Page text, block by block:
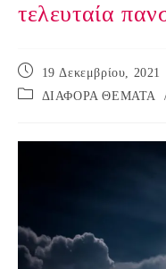
τελευταία
Post
published:
19 Δεκεμβρίου, 2021
Post
ΔΙΑΦΟΡΑ ΘΕΜΑΤΑ